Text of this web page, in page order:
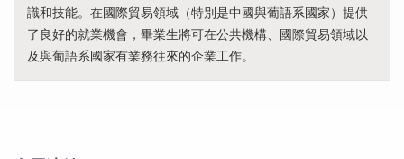
識和技能。在國際貿易領域（特別是中國與葡語系國家）提供
了良好的就業機會，畢業生將可在公共機構、國際貿易領域以
及與葡語系國家有業務往來的企業工作。